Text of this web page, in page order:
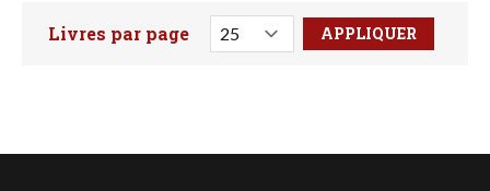
Faites votre recherche ici
Livres par page